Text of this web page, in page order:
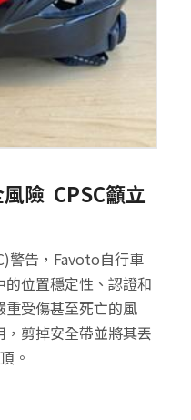
險 CPSC籲立
警告，Favoto自行車
位置穩定性、認證和
受傷甚至死亡的風
剪掉安全帶並將其丟
。